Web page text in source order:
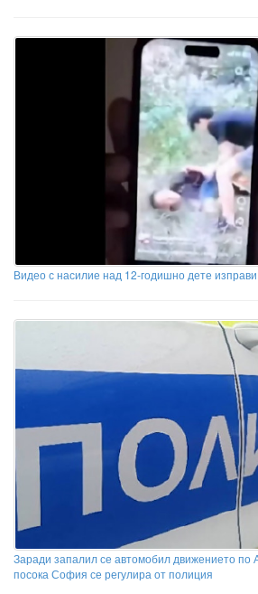
Видео с насилие над 12-годишно дете
Заради запалил се автомобил движението по
посока София се регулира от полиция